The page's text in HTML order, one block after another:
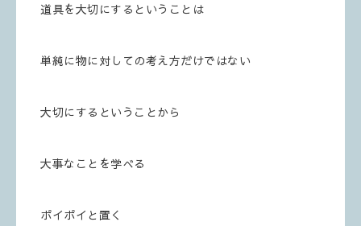
道具を大切にするということは
単純に物に対しての考え方だけではない
大切にするということから
大事なことを学べる
ポイポイと置く